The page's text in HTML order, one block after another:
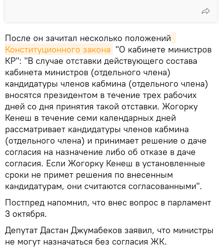
После он зачитал несколько положений
Конституционного закона "О кабинете министров
КР": "В случае отставки действующего состава
кабинета министров (отдельного члена)
кандидатуры членов кабмина (отдельного члена)
вносятся президентом в течение трех рабочих
дней со дня принятия такой отставки. Жогорку
Кенеш в течение семи календарных дней
рассматривает кандидатуры членов кабмина
(отдельного члена) и принимает решение о даче
согласия на назначение либо об отказе в даче
согласия. Если Жогорку Кенеш в установленные
сроки не примет решения по внесенным
кандидатурам, они считаются согласованными".
Постпред напомнил, что внес вопрос в парламент
3 октября.
Депутат Дастан Джумабеков заявил, что министры
не могут назначаться без согласия ЖК.